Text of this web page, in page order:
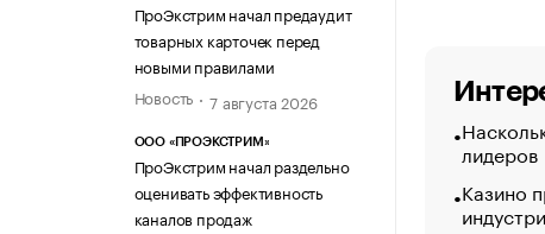
ПроЭкстрим начал предаудит
товарных карточек перед
новыми правилами
Новость
7 августа 2026
ООО «ПРОЭКСТРИМ»
ПроЭкстрим начал раздельно
оценивать эффективность
каналов продаж
лидеров
Казино